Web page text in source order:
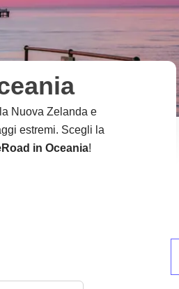
Nuova Zelanda e
estremi. Scegli la
in Oceania!